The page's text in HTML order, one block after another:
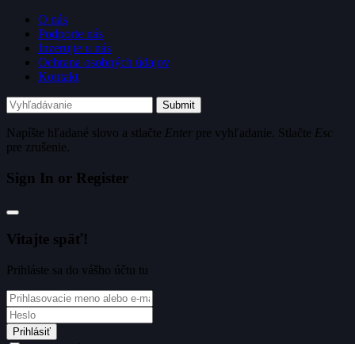
O nás
Podporte nás
Inzerujte u nás
Ochrana osobných údajov
Kontakt
Submit
Napíšte hľadané slovo a stlačte Enter pre vyhľadanie. Stlačte Esc
pre zrušenie.
Sign In or Register
Vitajte späť!
Prihláste sa do vášho účtu tu
Prihlásiť